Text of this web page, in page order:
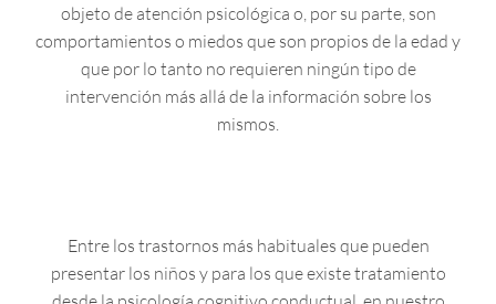
objeto de atención psicológica o, por su parte, son
comportamientos o miedos que son propios de la edad y
que por lo tanto no requieren ningún tipo de
intervención más allá de la información sobre los
mismos.
Entre los trastornos más habituales que pueden
presentar los niños y para los que existe tratamiento